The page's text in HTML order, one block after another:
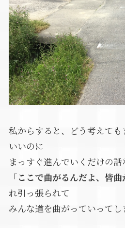
私からすると、どう考えて
いいのに
まっすぐ進んでいくだけの話
「ここで曲がるんだよ、皆曲
れ引っ張られて
みんな道を曲がっていって